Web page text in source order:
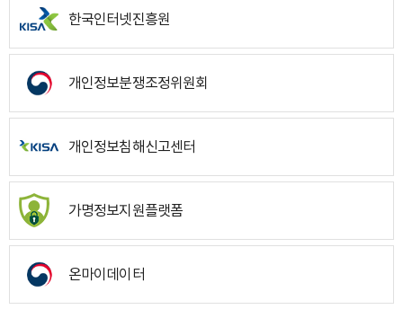
한국인터넷진흥원
개인정보분쟁조정위원회
개인정보침해신고센터
가명정보지원플랫폼
온마이데이터